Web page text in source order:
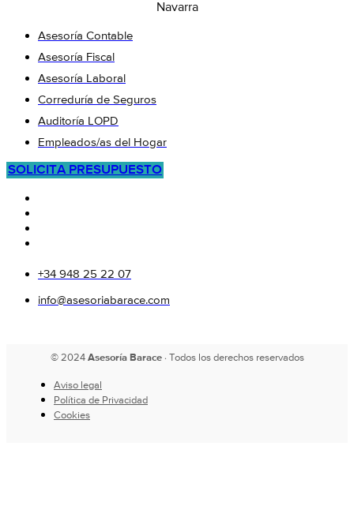
Navarra
Asesoría Contable
Asesoría Fiscal
Asesoría Laboral
Correduría de Seguros
Auditoría LOPD
Empleados/as del Hogar
SOLICITA PRESUPUESTO
+34 948 25 22 07
info@asesoriabarace.com
© 2024 Asesoría Barace· Todos los derechos reservados
Aviso legal
Política de Privacidad
Cookies